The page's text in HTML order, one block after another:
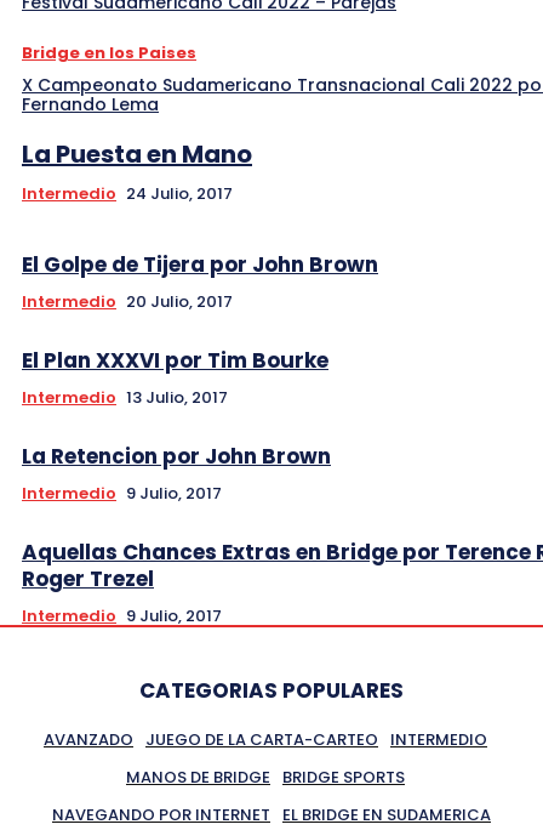
Bridge en los Paises
X Campeonato Sudamericano Transnacional Cali 2022
Fernando Lema
La Puesta en Mano
Intermedio 24 Julio, 2017
El Golpe de Tijera por John Brown
Intermedio 20 Julio, 2017
El Plan XXXVI por Tim Bourke
Intermedio 13 Julio, 2017
La Retencion por John Brown
Intermedio 9 Julio, 2017
Aquellas Chances Extras en Bridge por Terence
Roger Trezel
Intermedio 9 Julio, 2017
CATEGORIAS POPULARES
AVANZADO JUEGO DE LA CARTA-CARTEO
INTERMEDIO
MANOS DE BRIDGE
BRIDGE SPORTS
NAVEGANDO POR INTERNET
EL BRIDGE EN SUDAMERICA